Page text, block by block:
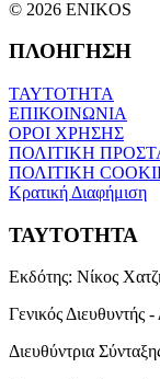
© 2026 ENIKOS
ΠΛΟΗΓΗΣΗ
ΤΑΥΤΟΤΗΤΑ
ΕΠΙΚΟΙΝΩΝΙΑ
ΟΡΟΙ ΧΡΗΣΗΣ
ΠΟΛΙΤΙΚΗ
ΠΟΛΙΤΙΚΗ
Κρατική Διαφήμιση
ΤΑΥΤΟΤΗΤΑ
Εκδότης: Νίκος
Γενικός Διευθυντής -
Διευθύντρια